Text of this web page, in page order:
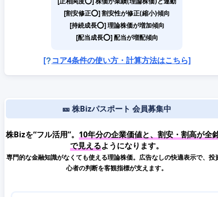
[割安修正⭕️] 割安性が修正(縮小)傾向
[持続成長⭕️] 理論株価が増加傾向
[配当成長⭕️] 配当が増配傾向
[ コア4条件の使い方・計算方法はこちら]
🎫 株Bizパスポート 会員募集中
株Bizを“フル活用”。 10年分の企業価値と、割安・割高が全
で見えるようになります。
専門的な金融知識がなくても使える理論株価。広告なしの快適表示で、投
心者の判断を客観指標が支えます。